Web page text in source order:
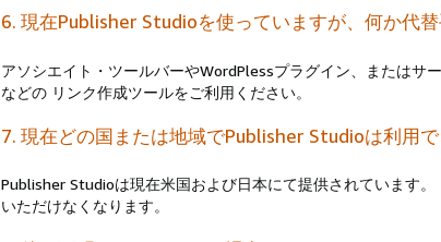
6. 現在Publisher Studioを使っていますが、何か代
アソシエイト・ツールバーやWordPlessプラグイン、または
などの リンク作成ツールをご利用ください。
7. 現在どの国または地域でPublisher Studioは利用で
Publisher Studioは現在米国および日本にて提供されています
いただけなくなります。